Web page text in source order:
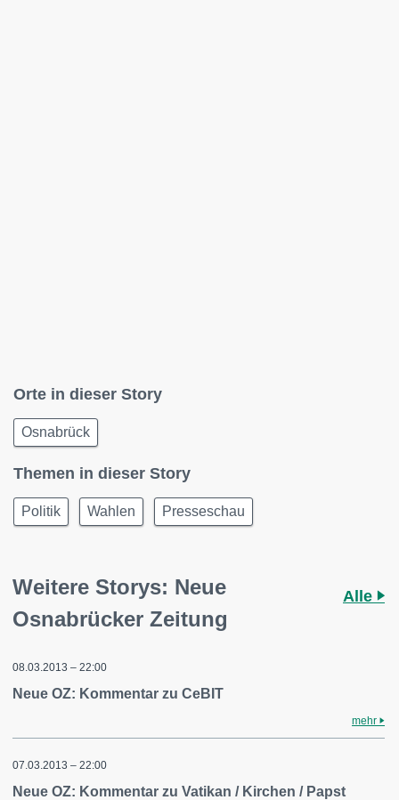
Orte in dieser Story
Osnabrück
Themen in dieser Story
Politik Wahlen Presseschau
Weitere Storys: Neue
Osnabrücker Zeitung
Alle
08.03.2013 – 22:00
Neue OZ: Kommentar zu CeBIT
mehr
07.03.2013 – 22:00
Neue OZ: Kommentar zu Vatikan / Kirchen / Papst